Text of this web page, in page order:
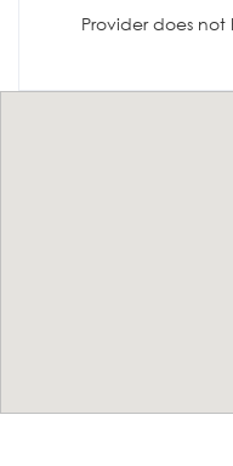
Provider does